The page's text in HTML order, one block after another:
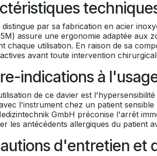
par sa fabrication en acier
assure une ergonomie adaptée aux
utilisation. En raison de sa
avant toute intervention
indications à
de ce davier est
l'instrument chez un patient
GmbH préconise l'arrêt
les antécédents allergiques du patient
d'entretien et